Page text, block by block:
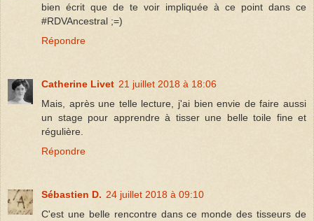
bien écrit que de te voir impliquée à ce point dans ce
#RDVAncestral ;=)
Répondre
Catherine Livet 21 juillet 2018 à 18:06
Mais, après une telle lecture, j'ai bien envie de faire aussi
un stage pour apprendre à tisser une belle toile fine et
régulière.
Répondre
Sébastien D. 24 juillet 2018 à 09:10
C'est une belle rencontre dans ce monde des tisseurs de